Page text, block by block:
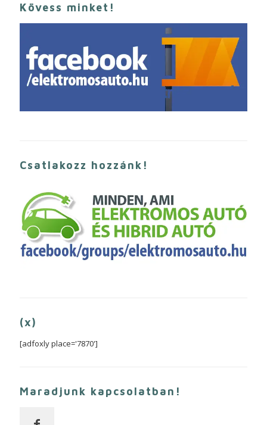
Kövess minket!
Csatlakozz hozzánk!
(x)
[adfoxly place='7870']
Maradjunk kapcsolatban!